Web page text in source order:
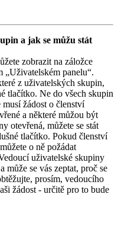
a jak se můžu stát
zobrazit na záložce
„Uživatelském panelu“.
z uživatelských skupin,
tlačítko. Ne do všech skupin
žádost o členství
a některé můžou být
otevřená, můžete se stát
tlačítko. Pokud členství
o ně požádat
uživatelské skupiny
může se vás zeptat, proč se
prosím, vedoucího
žádost - určitě pro to bude